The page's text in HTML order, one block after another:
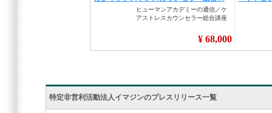
特定非営利活動法人イマジンのプレスリリース一覧